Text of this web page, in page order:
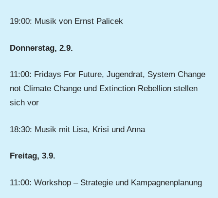
19:00: Musik von Ernst Palicek
Donnerstag, 2.9.
11:00: Fridays For Future, Jugendrat, System Change
not Climate Change und Extinction Rebellion stellen
sich vor
18:30: Musik mit Lisa, Krisi und Anna
Freitag, 3.9.
11:00: Workshop – Strategie und Kampagnenplanung